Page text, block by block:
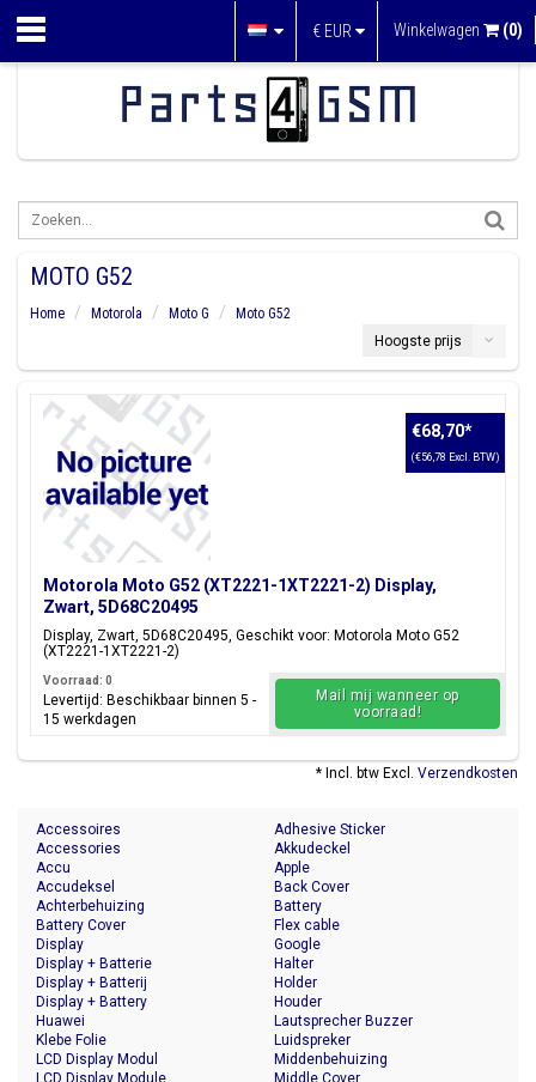
€ EUR Winkelwagen (0)
MOTO G52
Home Motorola Moto G
Moto G52
Hoogste prijs
Motorola Moto G52 (XT2221-1XT2221-2) Display,
Zwart, 5D68C20495
Display, Zwart, 5D68C20495, Geschikt voor: Motorola Moto G52
(XT2221-1XT2221-2)
€68,70*
(€56,78 Excl. BTW)
Voorraad: 0
Levertijd: Beschikbaar binnen 5 -
15 werkdagen
Mail mij wanneer op
voorraad!
* Incl. btw Excl. Verzendkosten
Accessoires
Accessories
Accu
Accudeksel
Achterbehuizing
Adhesive Sticker
Akkudeckel
Apple
Back Cover
Battery
Battery Cover
Display
Display + Batterie
Display + Batterij
Display + Battery
Flex cable
Google
Halter
Holder
Houder
Huawei
Klebe Folie
LCD Display Modul
LCD Display Module
Lautsprecher Buzzer
Luidspreker
Middenbehuizing
Middle Cover